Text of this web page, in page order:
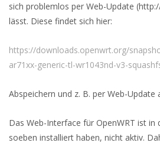
sich problemlos per Web-Update
lässt. Diese findet sich hier:
https://downloads.openwrt.org/
ar71xx-generic-tl-wr1043nd-v3-
Abspeichern und z. B. per Web-Update
Das Web-Interface für OpenWRT ist in
soeben installiert haben, nicht aktiv.